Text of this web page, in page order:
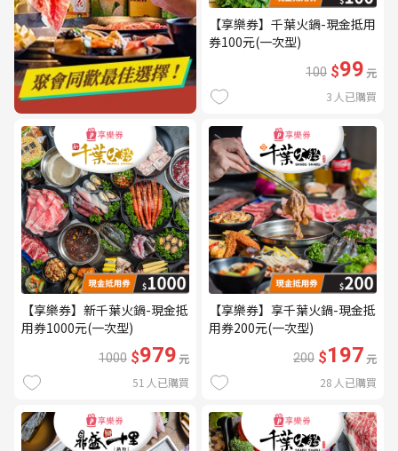
【享樂券】千葉火鍋-現金抵用
券100元(一次型)
100 $99元
3 人已購買
【享樂券】新千葉火鍋-現金抵
用券1000元(一次型)
1000 $979元
51 人已購買
【享樂券】享千葉火鍋-現金抵
用券200元(一次型)
200 $197元
28 人已購買